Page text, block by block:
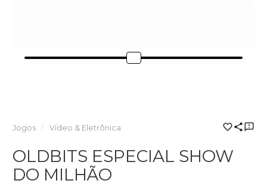
Jogos Vídeo & Eletrônica
OLDBITS ESPECIAL SHOW
DO MILHÃO